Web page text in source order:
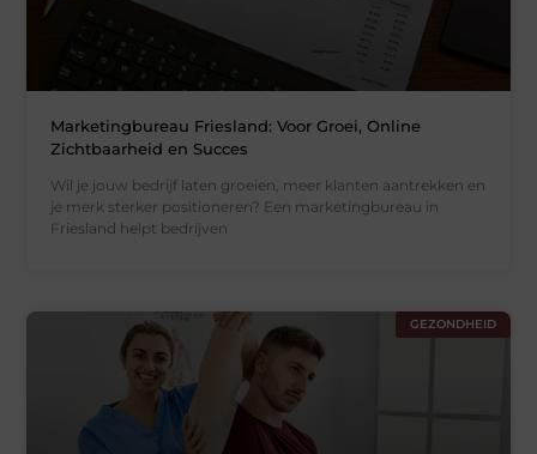
Marketingbureau Friesland: Voor Groei, Online
Zichtbaarheid en Succes
Wil je jouw bedrijf laten groeien, meer klanten aantrekken en
je merk sterker positioneren? Een marketingbureau in
Friesland helpt bedrijven
GEZONDHEID